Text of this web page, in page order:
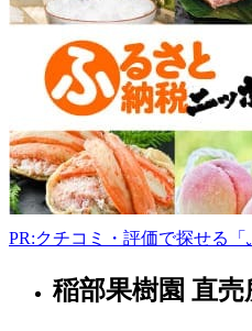
槻
町
024-
966-
0213
11:00-
18:00
PR:クチコミ・評価で探せる「
福
稲部果樹園 直売